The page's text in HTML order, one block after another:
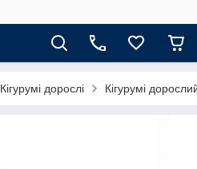
Кігурумі дорослі Кігурумі